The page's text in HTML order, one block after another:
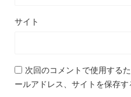
サイト
次回のコメントで使用する
ールアドレス、サイトを保存す